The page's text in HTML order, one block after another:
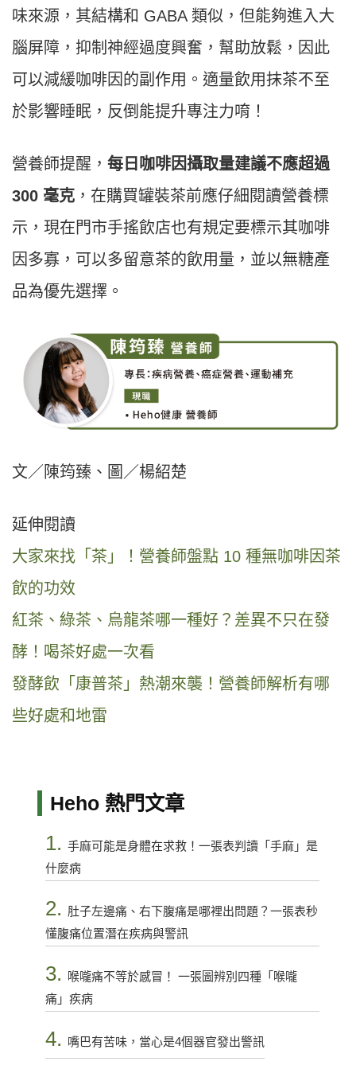
味來源，其結構和 GABA 類似，但能夠進入大
腦屏障，抑制神經過度興奮，幫助放鬆，因此
可以減緩咖啡因的副作用。適量飲用抹茶不至
於影響睡眠，反倒能提升專注力唷！
營養師提醒， 每日咖啡因攝取量建議不應超過
300 毫克 ，在購買罐裝茶前應仔細閱讀營養標
示，現在門市手搖飲店也有規定要標示其咖啡
因多寡，可以多留意茶的飲用量，並以無糖產
品為優先選擇。
文／陳筠臻、圖／楊紹楚
延伸閱讀
大家來找「茶」！營養師盤點 10 種無咖啡因茶
飲的功效
紅茶、綠茶、烏龍茶哪一種好？差異不只在發
酵！喝茶好處一次看
發酵飲「康普茶」熱潮來襲！營養師解析有哪
些好處和地雷
Heho 熱門文章
1. 手麻可能是身體在求救！一張表判讀「手麻」是
什麼病
2. 肚子左邊痛、右下腹痛是哪裡出問題？一張表秒
懂腹痛位置潛在疾病與警訊
3.
喉嚨痛不等於感冒！ 一張圖辨別四種「喉嚨
痛」疾病
4. 嘴巴有苦味，當心是4個器官發出警訊